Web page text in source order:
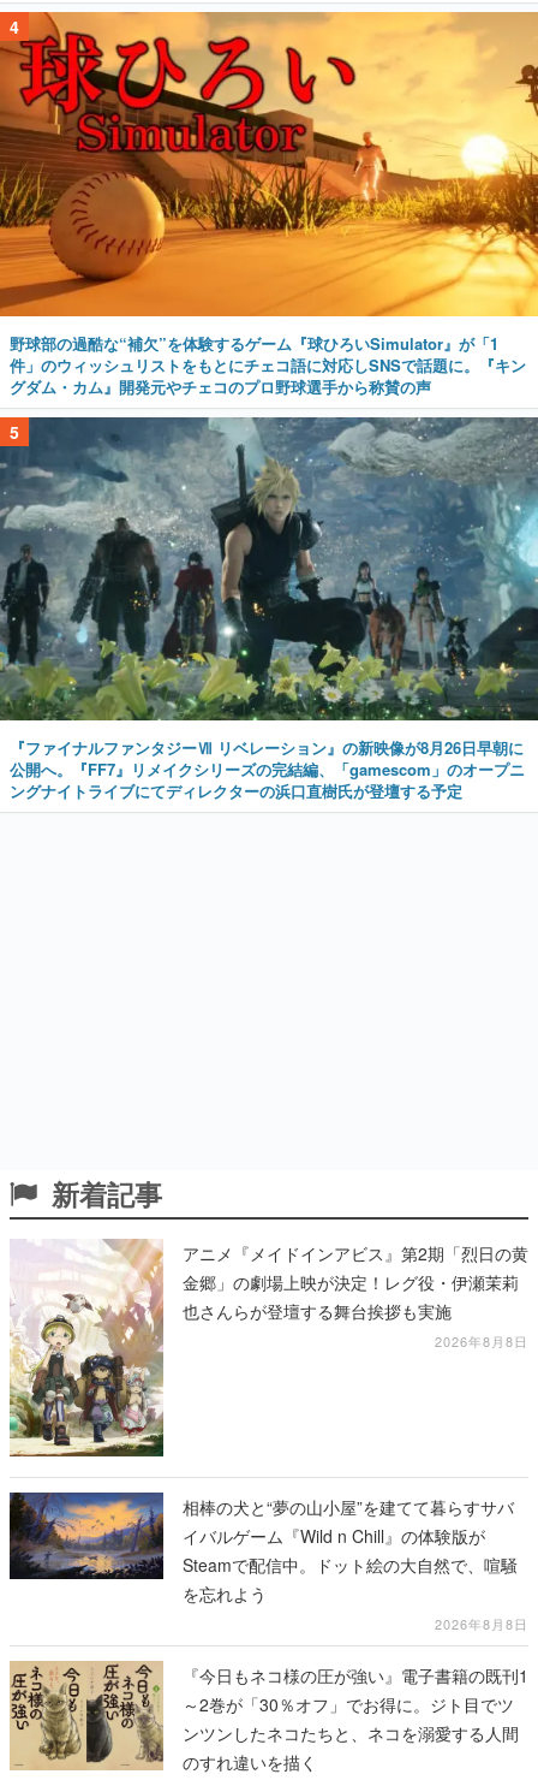
4
野球部の過酷な“補欠”を体験するゲーム『球ひろいSimulator』が「1
件」のウィッシュリストをもとにチェコ語に対応しSNSで話題に。『キン
グダム・カム』開発元やチェコのプロ野球選手から称賛の声
5
『ファイナルファンタジーⅦ リベレーション』の新映像が8月26日早朝に
公開へ。『FF7』リメイクシリーズの完結編、「gamescom」のオープニ
ングナイトライブにてディレクターの浜口直樹氏が登壇する予定
新着記事
アニメ『メイドインアビス』第2期「烈日の黄
金郷」の劇場上映が決定！レグ役・伊瀬茉莉
也さんらが登壇する舞台挨拶も実施
2026年8月8日
相棒の犬と“夢の山小屋”を建てて暮らすサバ
イバルゲーム『Wild n Chill』の体験版が
Steamで配信中。ドット絵の大自然で、喧騒
を忘れよう
2026年8月8日
『今日もネコ様の圧が強い』電子書籍の既刊1
～2巻が「30％オフ」でお得に。ジト目でツ
ンツンしたネコたちと、ネコを溺愛する人間
のすれ違いを描く